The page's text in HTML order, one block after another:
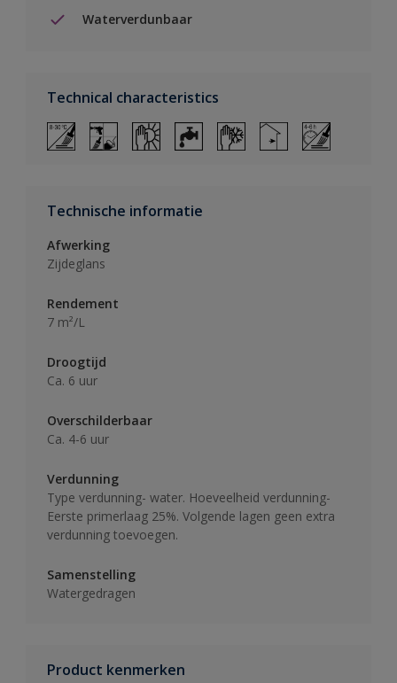
Waterverdunbaar
Technical characteristics
Technische informatie
Afwerking
Zijdeglans
Rendement
7 m²/L
Droogtijd
Ca. 6 uur
Overschilderbaar
Ca. 4-6 uur
Verdunning
Type verdunning- water. Hoeveelheid verdunning-
Eerste primerlaag 25%. Volgende lagen geen extra
verdunning toevoegen.
Samenstelling
Watergedragen
Product kenmerken